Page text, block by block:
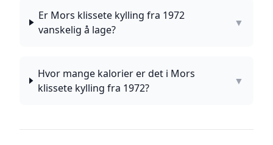
Er Mors klissete kylling fra 1972
vanskelig å lage?
▼
Hvor mange kalorier er det i Mors
klissete kylling fra 1972?
▼